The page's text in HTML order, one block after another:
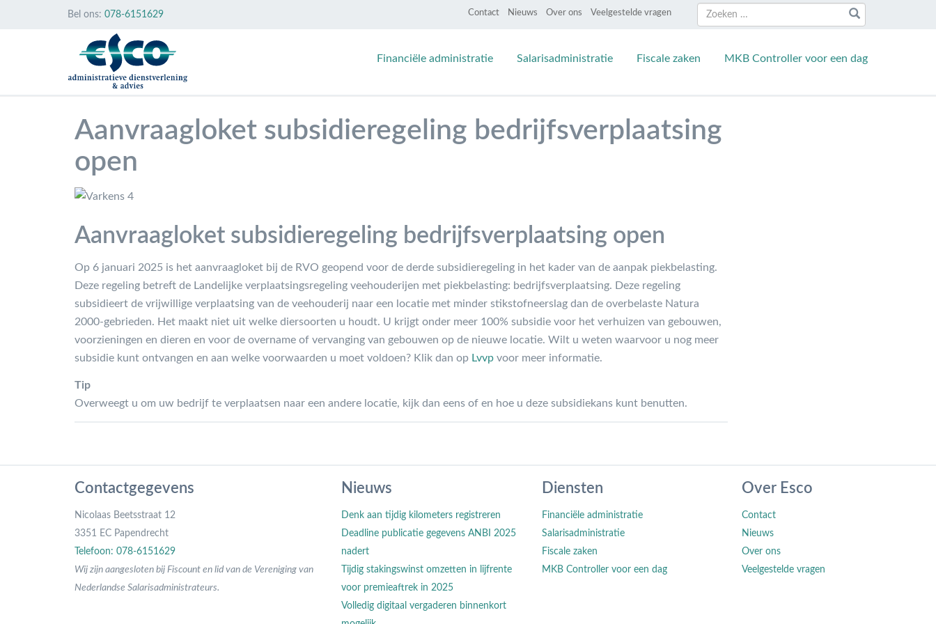
Contact Nieuws Over ons Veelgestelde vragen
Bel ons: 078-6151629
Zoeken
Zoeken
naar:
Financiële administratie Salarisadministratie Fiscale zaken MKB Controller voor een dag
Aanvraagloket subsidieregeling bedrijfsverplaatsing
open
Aanvraagloket subsidieregeling bedrijfsverplaatsing open
Op 6 januari 2025 is het aanvraagloket bij de RVO geopend voor de derde subsidieregeling in het kader van de aanpak piekbelasting.
Deze regeling betreft de Landelijke verplaatsingsregeling veehouderijen met piekbelasting: bedrijfsverplaatsing. Deze regeling
subsidieert de vrijwillige verplaatsing van de veehouderij naar een locatie met minder stikstofneerslag dan de overbelaste Natura
2000-gebrieden. Het maakt niet uit welke diersoorten u houdt. U krijgt onder meer 100% subsidie voor het verhuizen van gebouwen,
voorzieningen en dieren en voor de overname of vervanging van gebouwen op de nieuwe locatie. Wilt u weten waarvoor u nog meer
subsidie kunt ontvangen en aan welke voorwaarden u moet voldoen? Klik dan op Lvvp voor meer informatie.
Tip
Overweegt u om uw bedrijf te verplaatsen naar een andere locatie, kijk dan eens of en hoe u deze subsidiekans kunt benutten.
Contactgegevens
Nicolaas Beetsstraat 12
3351 EC Papendrecht
Telefoon: 078-6151629
Wij zijn aangesloten bij Fiscount en lid van de Vereniging van
Nederlandse Salarisadministrateurs.
Nieuws
Denk aan tijdig kilometers registreren
Deadline publicatie gegevens ANBI 2025
nadert
Tijdig stakingswinst omzetten in lijfrente
voor premieaftrek in 2025
Volledig digitaal vergaderen binnenkort
Diensten
Financiële administratie
Salarisadministratie
Fiscale zaken
MKB Controller voor een dag
Over Esco
Contact
Nieuws
Over ons
Veelgestelde vragen